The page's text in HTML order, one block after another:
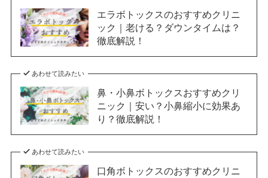
エラボトックスのおすすめクリニ
ック｜老ける？ダウンタイムは？
徹底解説！
あわせて読みたい
鼻・小鼻ボトックスおすすめクリ
ニック｜安い？小鼻縮小に効果あ
り？徹底解説！
あわせて読みたい
口角ボトックスのおすすめクリニ